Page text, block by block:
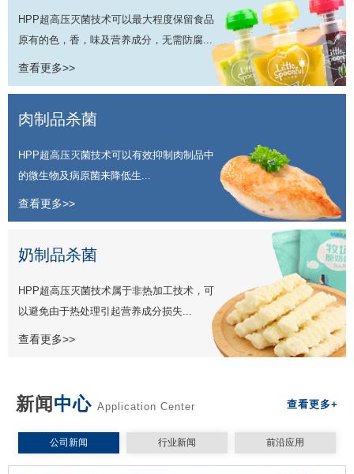
HPP超高压灭菌技术可以最大程度保留食品
原有的色，香，味及营养成分，无需防腐...
查看更多>>
肉制品杀菌
HPP超高压灭菌技术可以有效抑制肉制品中
的微生物及病原菌来降低生...
查看更多>>
奶制品杀菌
HPP超高压灭菌技术属于非热加工技术，可
以避免由于热处理引起营养成分损失...
查看更多>>
新闻中心 Application Center 查看更多+
公司新闻 行业新闻 前沿应用